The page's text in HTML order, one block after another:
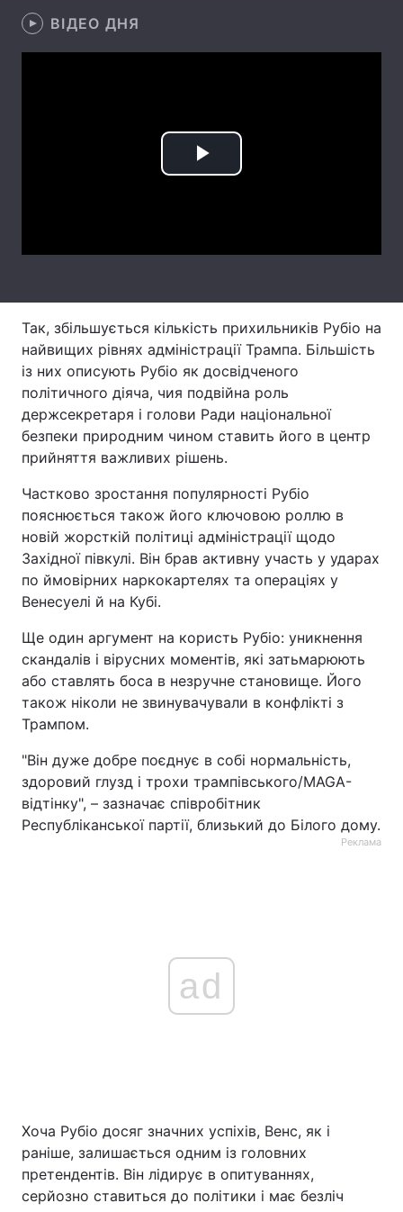
Тема оформлення
ВІДЕО ДНЯ
Play
Так, збільшується кількість прихильників Рубіо на
найвищих рівнях адміністрації Трампа. Більшість
із них описують Рубіо як досвідченого
політичного діяча, чия подвійна роль
держсекретаря і голови Ради національної
безпеки природним чином ставить його в центр
прийняття важливих рішень.
Частково зростання популярності Рубіо
пояснюється також його ключовою роллю в
новій жорсткій політиці адміністрації щодо
Західної півкулі. Він брав активну участь у ударах
по ймовірних наркокартелях та операціях у
Венесуелі й на Кубі.
Ще один аргумент на користь Рубіо: уникнення
скандалів і вірусних моментів, які затьмарюють
або ставлять боса в незручне становище. Його
також ніколи не звинувачували в конфлікті з
Трампом.
"Він дуже добре поєднує в собі нормальність,
здоровий глузд і трохи трампівського/MAGA-
відтінку", – зазначає співробітник
Республіканської партії, близький до Білого дому.
Реклама
ad
Хоча Рубіо досяг значних успіхів, Венс, як і
раніше, залишається одним із головних
претендентів. Він лідирує в опитуваннях,
серйозно ставиться до політики і має безліч